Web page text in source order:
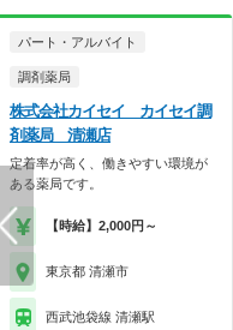
パート・アルバイト
調剤薬局
株式会社カイセイ カイセイ調
剤薬局 清瀬店
定着率が高く、働きやすい環境が
ある薬局です。
【時給】2,000円～
東京都 清瀬市
西武池袋線 清瀬駅